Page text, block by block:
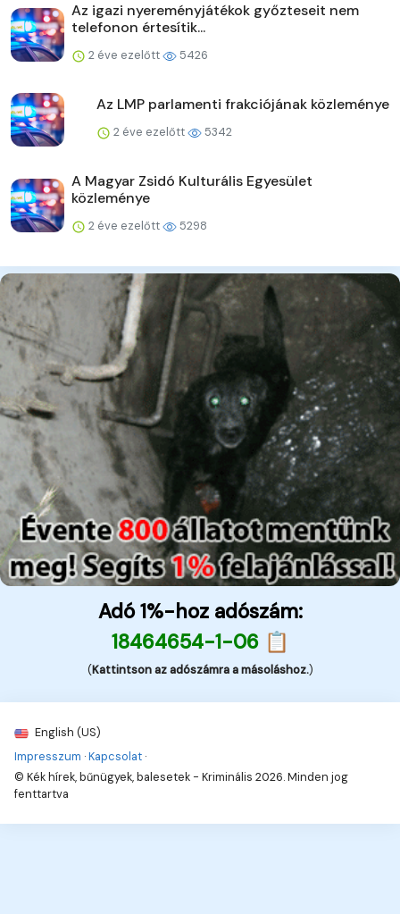
Az igazi nyereményjátékok győzteseit nem
telefonon értesítik...
2 éve ezelőtt 5426
Az LMP parlamenti frakciójának közleménye
2 éve ezelőtt 5342
A Magyar Zsidó Kulturális Egyesület
közleménye
2 éve ezelőtt 5298
Adó 1%-hoz adószám:
18464654-1-06 📋
(Kattintson az adószámra a másoláshoz.)
English (US)
Impresszum ·Kapcsolat ·
© Kék hírek, bűnügyek, balesetek - Kriminális 2026. Minden jog
fenttartva